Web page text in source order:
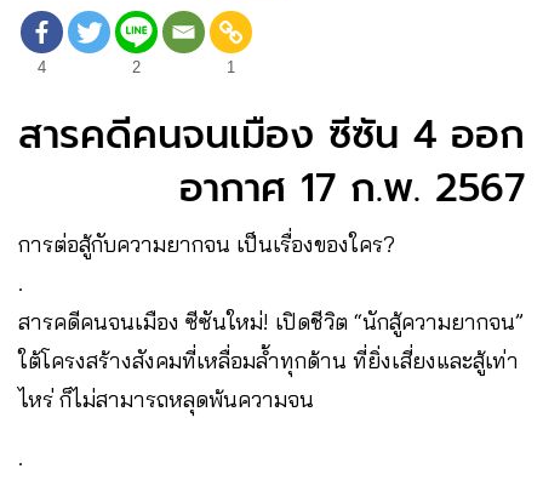
4 2 1
สารคดีคนจนเมือง ซีซัน 4 ออก
อากาศ 17 ก.พ. 2567
การต่อสู้กับความยากจน เป็นเรื่องของใคร?
.
สารคดีคนจนเมือง ซีซันใหม่! เปิดชีวิต “นักสู้ความยากจน”
ใต้โครงสร้างสังคมที่เหลื่อมล้ำทุกด้าน ที่ยิ่งเสี่ยงและสู้เท่า
ไหร่ ก็ไม่สามารถหลุดพ้นความจน
.